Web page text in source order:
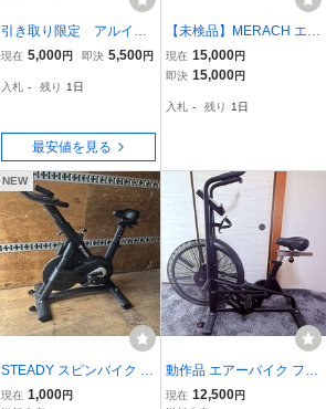
引き取り限定 アルイン
コ(ALINCO) スピンバイク
古 BK1518
現在 5,000円 即決 5,500円
入札 - 残り 1日
最安値を見る
【未検品】MERACH エア
ロバイク フィットネスバ
イク 静音 無段階負荷調整
トホルダー付き /佐S4065
現在 15,000円
即決 15,000円
入札 - 残り 1日
NEW
STEADY スピンバイク Pr
o ST142 エアロバイク フ
現在 1,000円
動作品 エアーバイク ファ
ンバイク 全身運動 トレー
現在 12,500円